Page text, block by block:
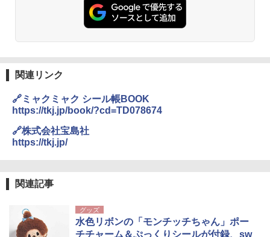
関連リンク
🔗ミャクミャク シール帳BOOK
https://tkj.jp/book/?cd=TD078674
🔗株式会社宝島社
https://tkj.jp/
関連記事
グッズ
水色リボンの「モンチッチちゃん」ポー
チチャーム＆ぷっくりシールが付録、sw